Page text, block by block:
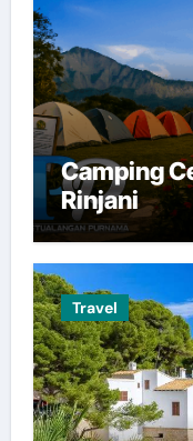
Camping
Rinjani
Travel